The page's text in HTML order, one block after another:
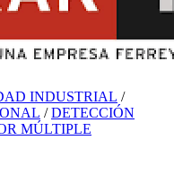
INDUSTRIAL /
/DETECCIÓN
MÚLTIPLE